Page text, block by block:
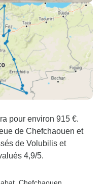
pour environ 915 €.
de Chefchaouen et
de Volubilis et
4,9/5.